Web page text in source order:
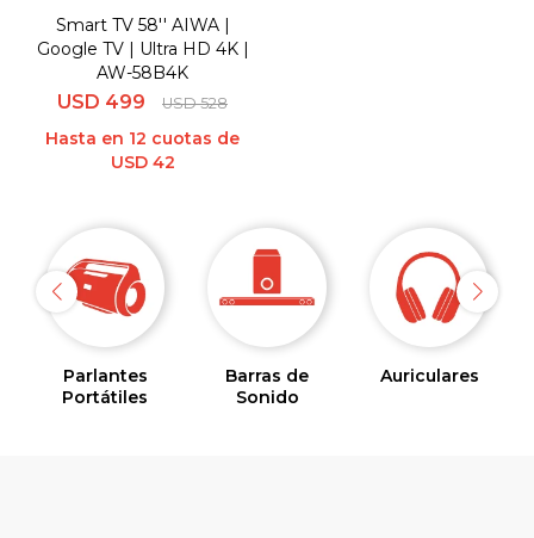
Smart TV 58'' AIWA |
Google TV | Ultra HD 4K |
AW-58B4K
USD 499 USD 528
Hasta en 12 cuotas de
USD 42
Parlantes
Portátiles
Barras de
Sonido
Auriculares